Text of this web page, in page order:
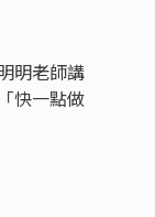
明老師講
快一點做